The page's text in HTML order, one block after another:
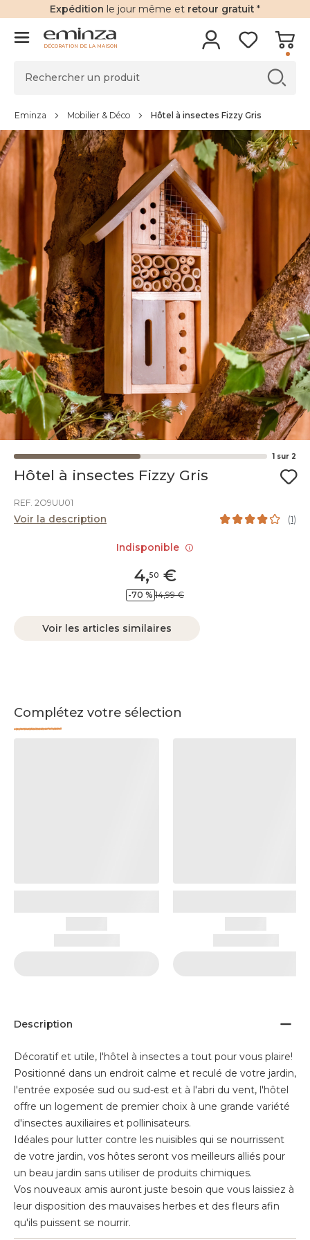
Expédition le jour même et retour gratuit *
DÉCORATION DE LA MAISON
Eminza Mobilier & Déco Hôtel à insectes Fizzy Gris
1 sur 2
Hôtel à insectes Fizzy Gris
REF. 2O9UU01
Voir la description (1)
4,50€
-70 % 14,99 €
Voir les articles similaires
Complétez votre sélection
Description
Décoratif et utile, l'hôtel à insectes a tout pour vous plaire!
Positionné dans un endroit calme et reculé de votre jardin,
l'entrée exposée sud ou sud-est et à l'abri du vent, l'hôtel
offre un logement de premier choix à une grande variété
d'insectes auxiliaires et pollinisateurs.
Idéales pour lutter contre les nuisibles qui se nourrissent
de votre jardin, vos hôtes seront vos meilleurs alliés pour
un beau jardin sans utiliser de produits chimiques.
Vos nouveaux amis auront juste besoin que vous laissiez à
leur disposition des mauvaises herbes et des fleurs afin
qu'ils puissent se nourrir.